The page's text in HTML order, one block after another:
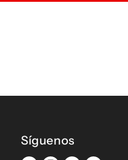
Síguenos